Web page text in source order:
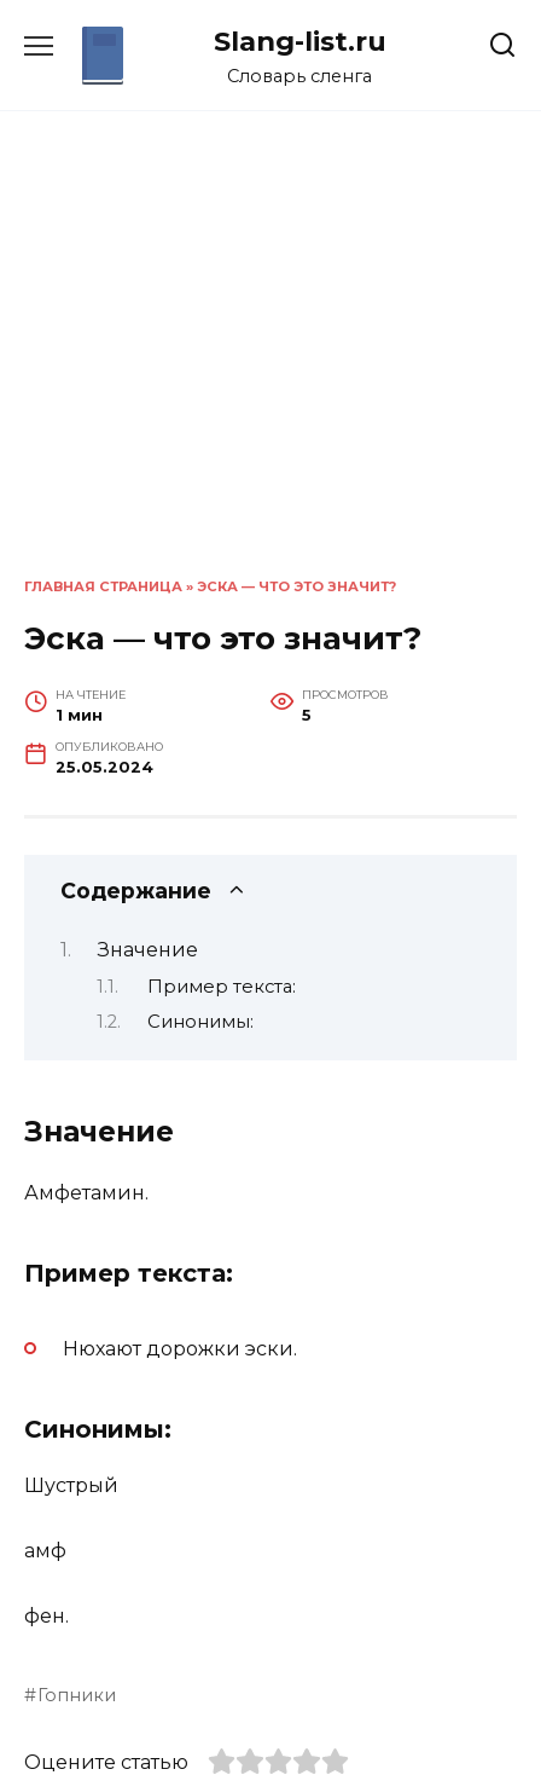
Slang-list.ru
Словарь сленга
ГЛАВНАЯ СТРАНИЦА » ЭСКА — ЧТО ЭТО ЗНАЧИТ?
Эска — что это значит?
НА ЧТЕНИЕ
1 мин
ПРОСМОТРОВ
5
ОПУБЛИКОВАНО
25.05.2024
Содержание
Значение
Пример текста:
Синонимы:
Значение
Амфетамин.
Пример текста:
Нюхают дорожки эски.
Синонимы:
Шустрый
амф
фен.
Гопники
Оцените статью